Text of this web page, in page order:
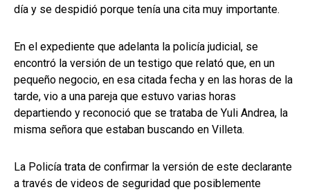
día y se despidió porque tenía una cita muy importante.
En el expediente que adelanta la policía judicial, se
encontró la versión de un testigo que relató que, en un
pequeño negocio, en esa citada fecha y en las horas de la
tarde, vio a una pareja que estuvo varias horas
departiendo y reconoció que se trataba de Yuli Andrea, la
misma señora que estaban buscando en Villeta.
La Policía trata de confirmar la versión de este declarante
a través de videos de seguridad que posiblemente